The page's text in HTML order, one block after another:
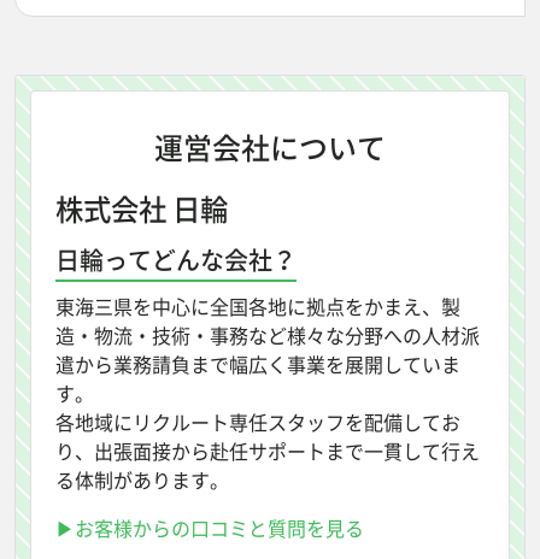
運営会社について
株式会社 日輪
日輪ってどんな会社？
東海三県を中心に全国各地に拠点をかまえ、製
造・物流・技術・事務など様々な分野への人材派
遣から業務請負まで幅広く事業を展開していま
す。
各地域にリクルート専任スタッフを配備してお
り、出張面接から赴任サポートまで一貫して行え
る体制があります。
▶お客様からの口コミと質問を見る